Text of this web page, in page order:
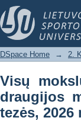
Visų
DSpace Home → 2.
Visų
draugijos
tezės,